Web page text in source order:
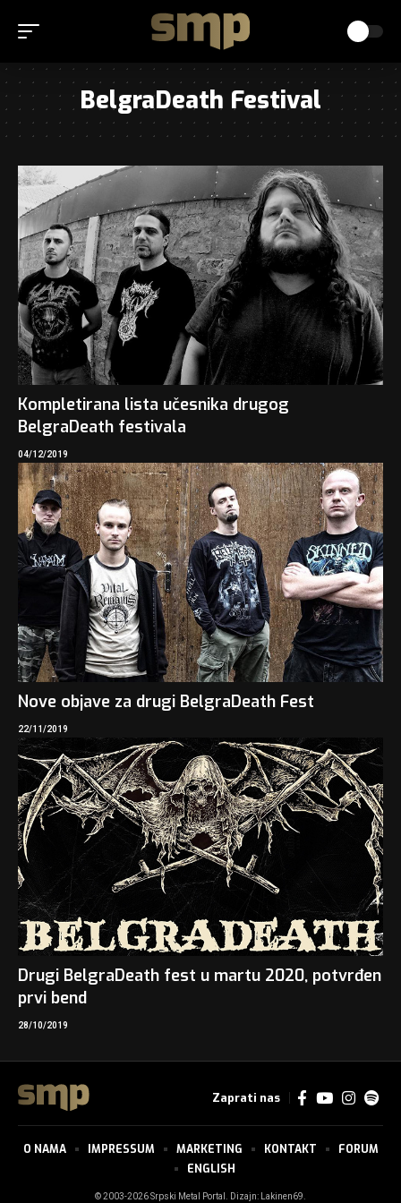
BelgraDeath Festival
Kompletirana lista učesnika drugog
BelgraDeath festivala
04/12/2019
Nove objave za drugi BelgraDeath Fest
22/11/2019
Drugi BelgraDeath fest u martu 2020, potvrđen
prvi bend
28/10/2019
Zaprati nas
© 2003-2026 Srpski Metal Portal. Dizajn: Lakinen69.
O NAMA IMPRESSUM MARKETING KONTAKT
FORUM
ENGLISH